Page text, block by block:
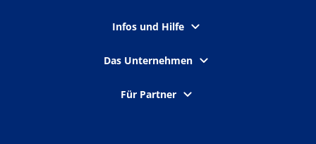
Infos und Hilfe
Das Unternehmen
Für Partner